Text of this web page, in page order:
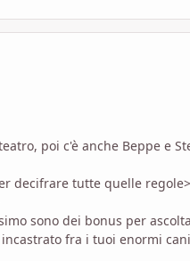
poi c'è anche Beppe e
decifrare tutte quelle
sono dei bonus per
fra i tuoi enormi